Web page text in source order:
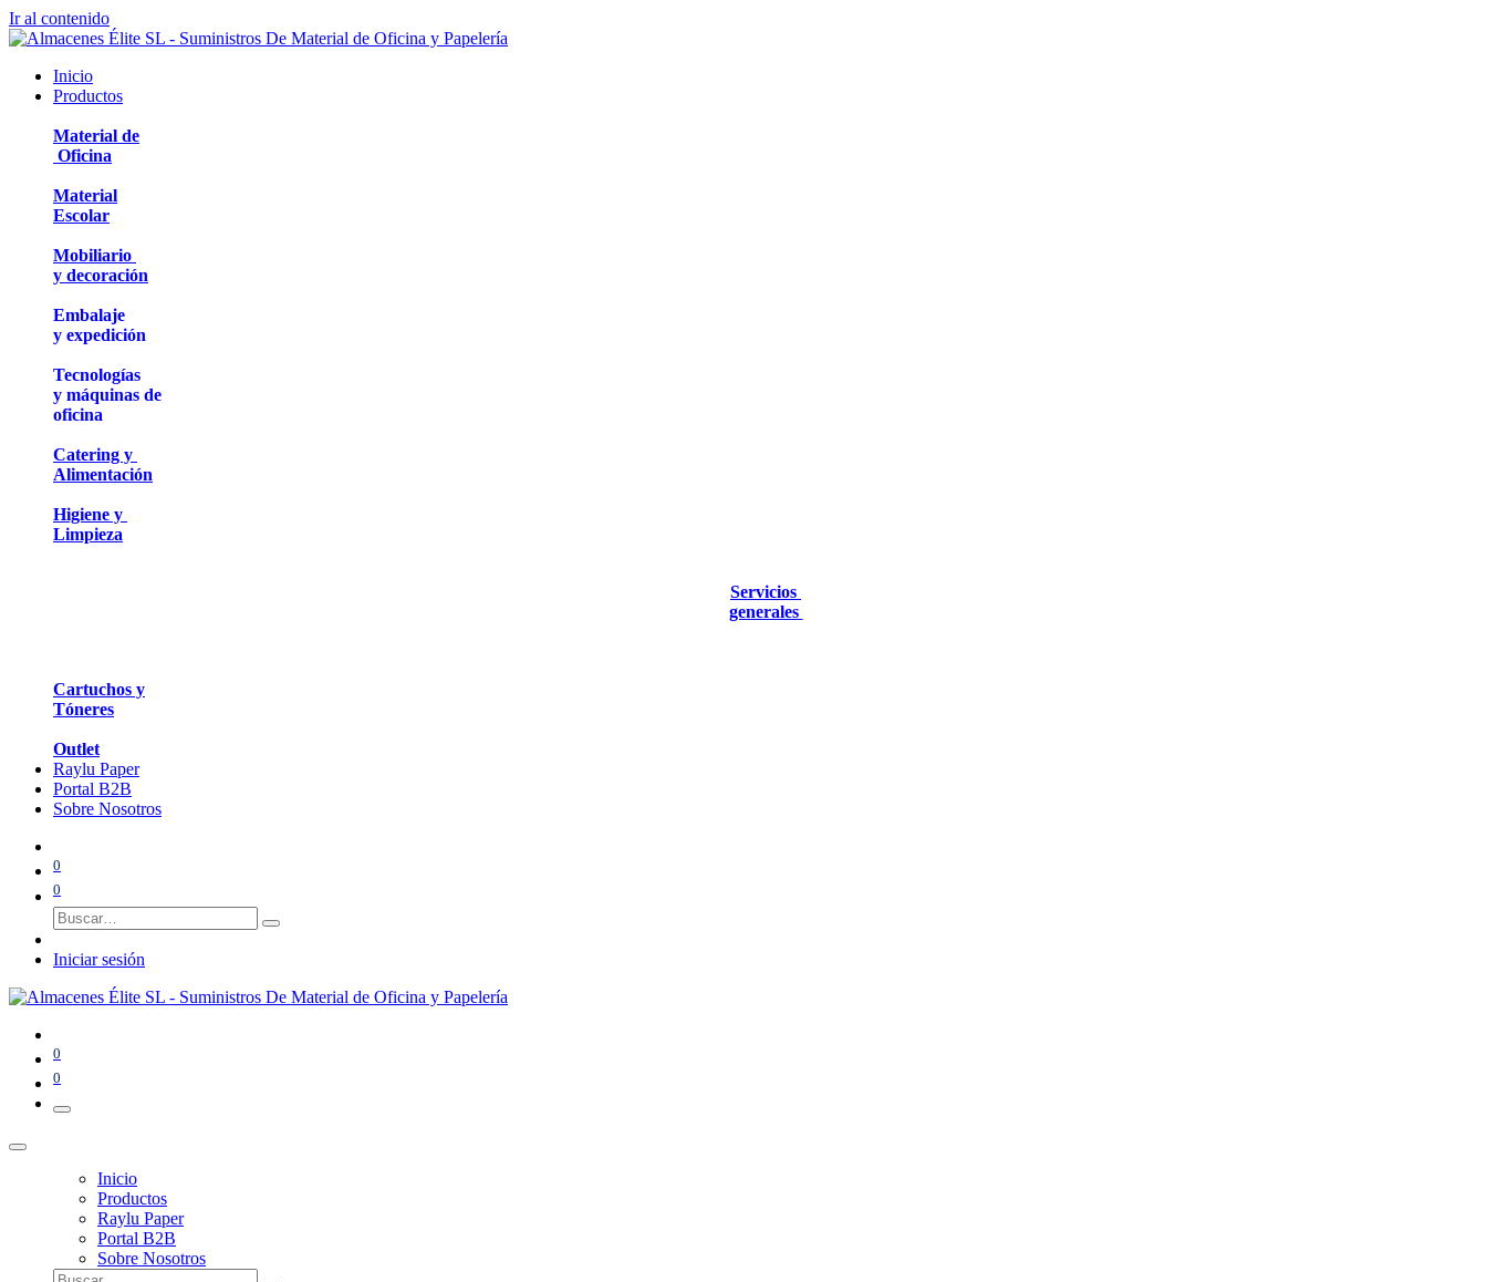
Ir al contenido
Inicio
Productos
Material de
Oficina
Material
Escolar
Mobiliario
y decoración
Embalaje
y expedición
Tecnologías
y máquinas de
oficina
Catering y
Alimentación
Higiene y
Limpieza
Servicios
generales
Cartuchos y
Tóneres
Outlet
Raylu Paper
Portal B2B
Sobre Nosotros
0
0
Iniciar sesión
0
0
Inicio
Productos
Raylu Paper
Portal B2B
Sobre Nosotros